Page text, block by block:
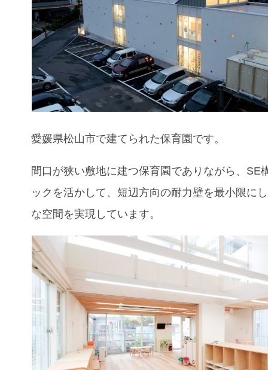
愛媛県松山市で建てられた保育園です。
間口が狭い敷地に建つ保育園でありながら、SE
ックを活かして、短辺方向の耐力壁を最小限に
な空間を実現しています。